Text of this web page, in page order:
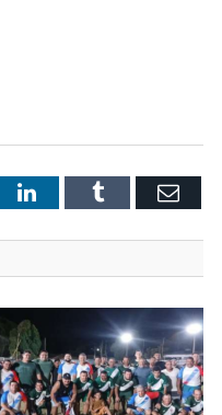
LinkedInTumblr Email